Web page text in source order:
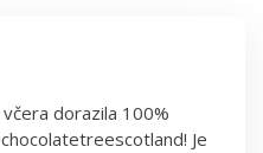
dorazila 100%
Je